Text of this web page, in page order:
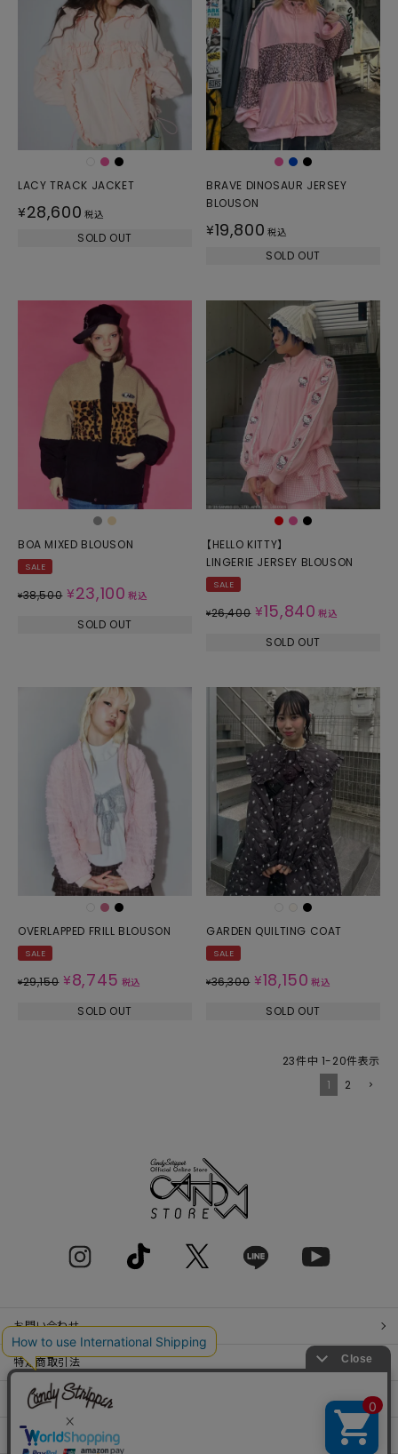
LACY TRACK JACKET
¥28,600 税込
SOLD OUT
BRAVE DINOSAUR JERSEY
BLOUSON
¥19,800 税込
SOLD OUT
BOA MIXED BLOUSON
SALE
¥38,500 ¥23,100 税込
SOLD OUT
【HELLO KITTY】
LINGERIE JERSEY BLOUSON
SALE
¥26,400 ¥15,840 税込
SOLD OUT
OVERLAPPED FRILL BLOUSON
SALE
¥29,150 ¥8,745 税込
SOLD OUT
GARDEN QUILTING COAT
SALE
¥36,300 ¥18,150 税込
SOLD OUT
23件中 1-20件表示
1
2
お問い合わせ
特定商取引法
プライバシーポリシー
SHOP LIST